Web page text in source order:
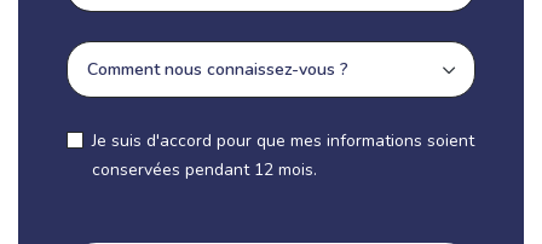
Je suis d'accord pour que mes informations soient
conservées pendant 12 mois.